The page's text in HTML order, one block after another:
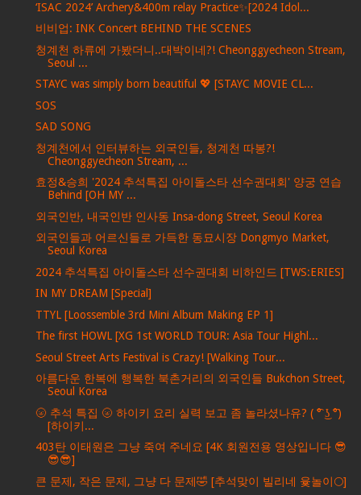
‘ISAC 2024’ Archery&400m relay Practice✨[2024 Idol...
비비업: INK Concert BEHIND THE SCENES
청계천 하류에 가봤더니..대박이네?! Cheonggyecheon Stream,
Seoul ...
STAYC was simply born beautiful 💖 [STAYC MOVIE CL...
SOS
SAD SONG
청계천에서 인터뷰하는 외국인들, 청계천 따봉?!
Cheonggyecheon Stream, ...
효정&승희 '2024 추석특집 아이돌스타 선수권대회' 양궁 연습
Behind [OH MY ...
외국인반, 내국인반 인사동 Insa-dong Street, Seoul Korea
외국인들과 어르신들로 가득한 동묘시장 Dongmyo Market,
Seoul Korea
2024 추석특집 아이돌스타 선수권대회 비하인드 [TWS:ERIES]
IN MY DREAM [Special]
TTYL [Loossemble 3rd Mini Album Making EP 1]
The first HOWL [XG 1st WORLD TOUR: Asia Tour Highl...
Seoul Street Arts Festival is Crazy! [Walking Tour...
아름다운 한복에 행복한 북촌거리의 외국인들 Bukchon Street,
Seoul Korea
🌝 추석 특집 🌝 하이키 요리 실력 보고 좀 놀라셨나유? ( ͡° ͜ʖ ͡°)
[하이키...
403탄 이태원은 그냥 죽여 주네요 [4K 회원전용 영상입니다 😎
😎😎]
큰 문제, 작은 문제, 그냥 다 문제🤣 [추석맞이 빌리네 윷놀이🌕]